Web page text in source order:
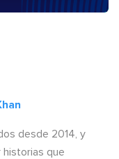
desde 2014, y
historias que